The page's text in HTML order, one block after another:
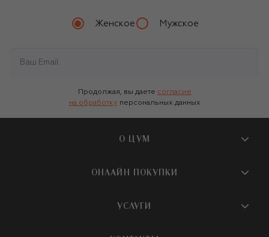
Женское Мужское
Продолжая, вы даете согласие
на обработку персональных данных
О ЦУМ
О магазине
Бутики и ПВЗ ЦУМ
ОНЛАЙН ПОКУПКИ
УСЛУГИ